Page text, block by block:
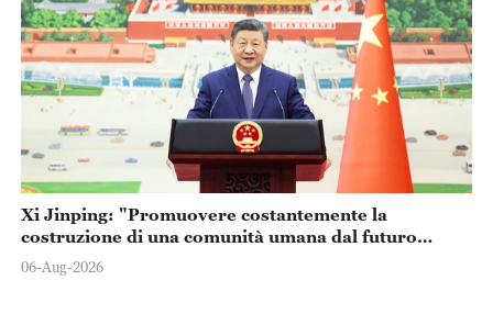
Xi Jinping: "Promuovere costantemente la
costruzione di una comunità umana dal futuro
condiviso"
06-Aug-2026